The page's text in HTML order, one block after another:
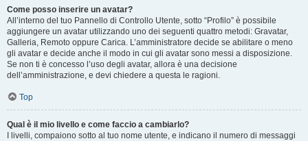
Come posso inserire un avatar?
All’interno del tuo Pannello di Controllo Utente, sotto “Profilo” è possibile
aggiungere un avatar utilizzando uno dei seguenti quattro metodi: Gravatar,
Galleria, Remoto oppure Carica. L’amministratore decide se abilitare o meno
gli avatar e decide anche il modo in cui gli avatar sono messi a disposizione.
Se non ti è concesso l’uso degli avatar, allora è una decisione
dell’amministrazione, e devi chiedere a questa le ragioni.
Top
Qual è il mio livello e come faccio a cambiarlo?
I livelli, compaiono sotto al tuo nome utente, e indicano il numero di messaggi